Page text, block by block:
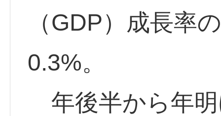
（GDP）成長率
0.3%。
年後半から年